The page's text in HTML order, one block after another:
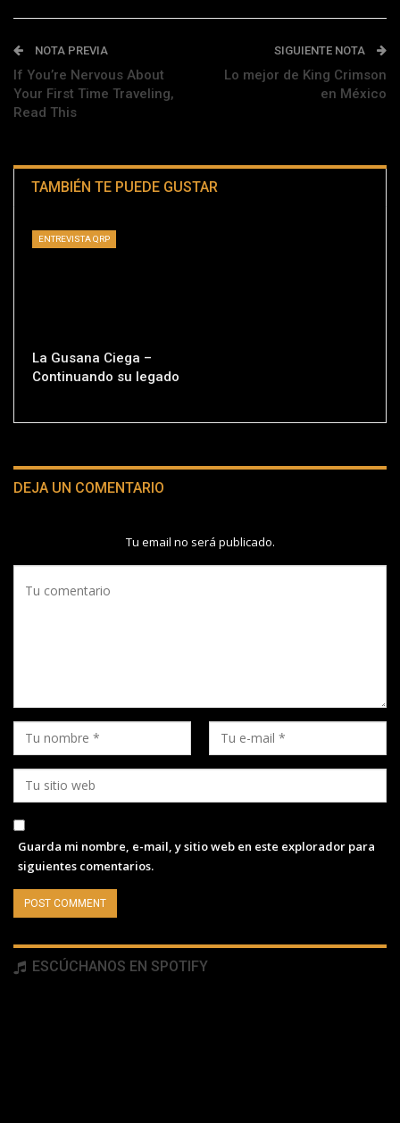
NOTA PREVIA
If You’re Nervous About
Your First Time Traveling,
Read This
SIGUIENTE NOTA
Lo mejor de King Crimson
en México
TAMBIÉN TE PUEDE GUSTAR
ENTREVISTA QRP
La Gusana Ciega –
Continuando su legado
DEJA UN COMENTARIO
Tu email no será publicado.
Guarda mi nombre, e-mail, y sitio web en este explorador para
siguientes comentarios.
ESCÚCHANOS EN SPOTIFY